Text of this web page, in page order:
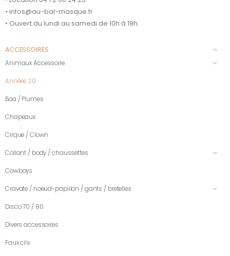
• infos@au-bal-masque.fr
• Ouvert du lundi au samedi de 10h à 19h.
ACCESSOIRES
Animaux Accessoire
Années 20
Boa / Plumes
Chapeaux
Cirque / Clown
Collant / body / chaussettes
Cowboys
Cravate / noeud-papillon / gants / bretelles
Disco 70 / 80
Divers accessoires
Faux cils